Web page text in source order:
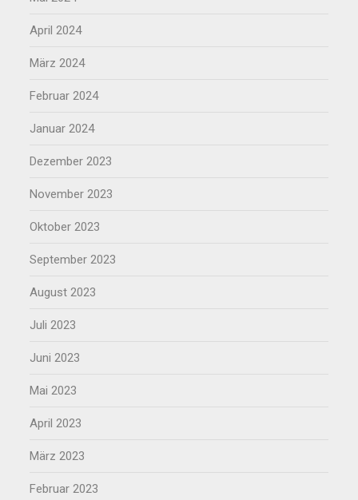
April 2024
März 2024
Februar 2024
Januar 2024
Dezember 2023
November 2023
Oktober 2023
September 2023
August 2023
Juli 2023
Juni 2023
Mai 2023
April 2023
März 2023
Februar 2023